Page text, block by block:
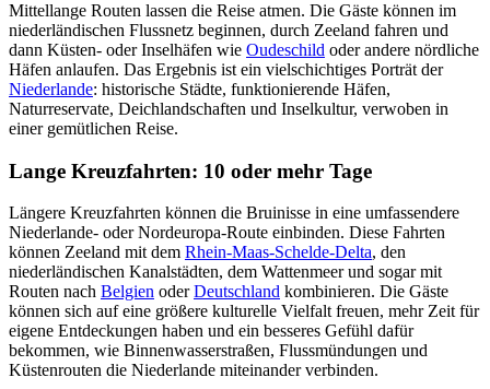
Mittellange Routen lassen die Reise atmen. Die Gäste können im
niederländischen Flussnetz beginnen, durch Zeeland fahren und
dann Küsten- oder Inselhäfen wie Oudeschild oder andere nördliche
Häfen anlaufen. Das Ergebnis ist ein vielschichtiges Porträt der
Niederlande: historische Städte, funktionierende Häfen,
Naturreservate, Deichlandschaften und Inselkultur, verwoben in
einer gemütlichen Reise.
Lange Kreuzfahrten: 10 oder mehr Tage
Längere Kreuzfahrten können die Bruinisse in eine umfassendere
Niederlande- oder Nordeuropa-Route einbinden. Diese Fahrten
können Zeeland mit dem Rhein-Maas-Schelde-Delta, den
niederländischen Kanalstädten, dem Wattenmeer und sogar mit
Routen nach Belgien oderDeutschland kombinieren. Die Gäste
können sich auf eine größere kulturelle Vielfalt freuen, mehr Zeit für
eigene Entdeckungen haben und ein besseres Gefühl dafür
bekommen, wie Binnenwasserstraßen, Flussmündungen und
Küstenrouten die Niederlande miteinander verbinden.